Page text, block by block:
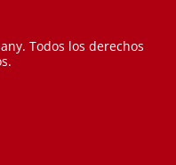
Todos los derechos